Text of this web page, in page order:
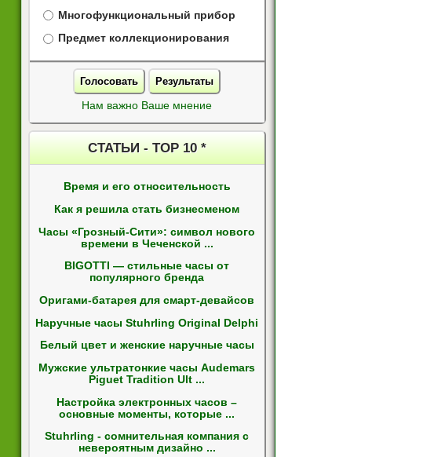
Многофункциональный прибор
Предмет коллекционирования
Голосовать Результаты
Нам важно Ваше мнение
СТАТЬИ - ТОР 10 *
Время и его относительность
Как я решила стать бизнесменом
Часы «Грозный-Сити»: символ нового
времени в Чеченской ...
BIGOTTI — стильные часы от
популярного бренда
Оригами-батарея для смарт-девайсов
Наручные часы Stuhrling Original Delphi
Белый цвет и женские наручные часы
Мужские ультратонкие часы Audemars
Piguet Tradition Ult ...
Настройка электронных часов –
основные моменты, которые ...
Stuhrling - сомнительная компания с
невероятным дизайно ...